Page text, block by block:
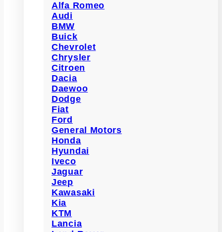
Alfa Romeo
Audi
BMW
Buick
Chevrolet
Chrysler
Citroen
Dacia
Daewoo
Dodge
Fiat
Ford
General Motors
Honda
Hyundai
Iveco
Jaguar
Jeep
Kawasaki
Kia
KTM
Lancia